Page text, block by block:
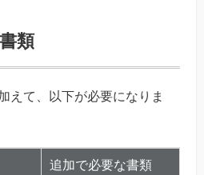
類
えて、以下が必要になりま
追加で必要な書類